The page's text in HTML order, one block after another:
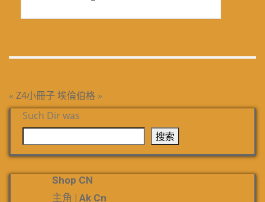
« Z4小冊子埃倫伯格 »
Such Dir was
搜索
Shop CN
主角 | Ak Cn